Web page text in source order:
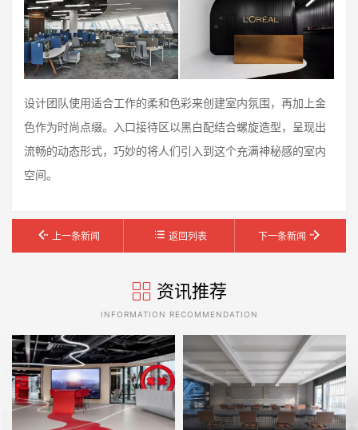
设计团队使用适合工作的柔和色彩来创建室内氛围，再加上金
色作为时尚点缀。入口接待区以黑白配结合螺旋造型，呈现出
流畅的动态形式，巧妙的将人们引入到这个充满神秘感的室内
空间。
上一条新闻 返回列表 下一条新闻
资讯推荐
INFORMATION RECOMMENDATION